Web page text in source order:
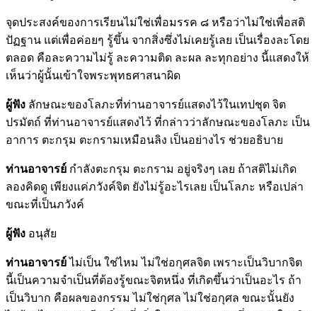
จุดประสงค์ของการเรียนไม่ใช่เพื่อมรรค ๘ หรือว่าไม่ใช่เพื่อสติ
ปัฏฐาน แต่เพื่อค่อยๆ รู้ขึ้น จากสิ่งซึ่งไม่เคยรู้เลย เป็นเรื่องละโดย
ตลอด คือละความไม่รู้ ละความติด ละผล ละทุกอย่าง นี้แสดงให้
เห็นว่าผู้นั้นเข้าใจพระพุทธศาสนาผิด
ผู้ฟัง ลักษณะของโลภะที่ท่านอาจารย์แสดงไว้ในเทปชุด จิต
ปรมัตถ์ ที่ท่านอาจารย์แสดงไว้ ที่กล่าวว่าลักษณะของโลภะ เป็น
อาการ ตะกรุม ตะกรามเหมือนลิง เป็นอย่างไร ช่วยอธิบาย
ท่านอาจารย์ กำลังตะกรุม ตะกราม อยู่จริงๆ เลย ถ้าสติไม่เกิด
ลองคิดดู เพียงแค่ภวังค์จิต ยังไม่รู้อะไรเลย เป็นโลภะ หรือเปล่า
ขณะที่เป็นภวังค์
ผู้ฟัง อนุสัย
ท่านอาจารย์ไม่เป็น ใช่ไหม ไม่ใช่อกุศลจิต เพราะเป็นวิบากจิต
นี้เป็นความจำเป็นที่ต้องรู้ขณะจิตหนึ่ง ที่เกิดขึ้นว่าเป็นอะไร ถ้า
เป็นวิบาก คือผลของกรรม ไม่ใช่กุศล ไม่ใช่อกุศล ขณะนั้นยัง